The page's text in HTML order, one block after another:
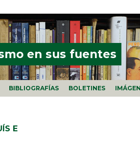
en sus fuentes
BIBLIOGRAFÍAS BOLETINES
AQUÍ
E